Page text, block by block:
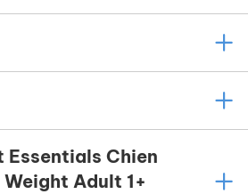
Essentials Chien
Adult 1+